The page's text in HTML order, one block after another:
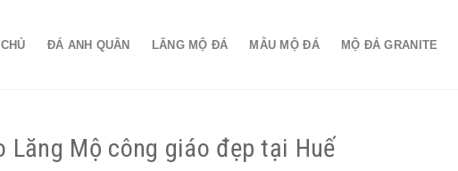
ĐÁ ANH QUÂN LĂNG MỘ ĐÁ MẪU MỘ ĐÁ MỘ ĐÁ GRANITE
Mộ công giáo đẹp tại Huế